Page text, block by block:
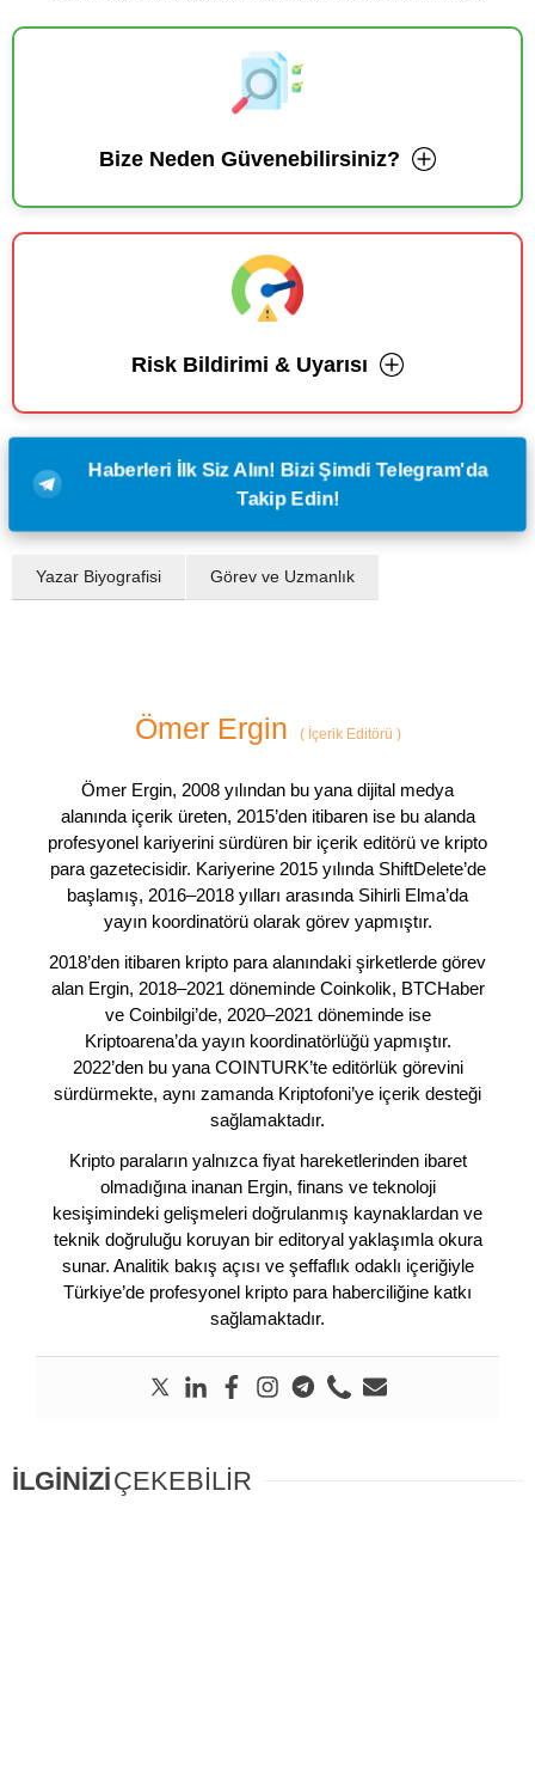
Bize Neden Güvenebilirsiniz?
Risk Bildirimi & Uyarısı
Haberleri İlk Siz Alın! Bizi Şimdi Telegram'da
Takip Edin!
Yazar Biyografisi Görev ve Uzmanlık
Ömer Ergin (İçerik Editörü )
Ömer Ergin, 2008 yılından bu yana dijital medya
alanında içerik üreten, 2015’den itibaren ise bu alanda
profesyonel kariyerini sürdüren bir içerik editörü ve kripto
para gazetecisidir. Kariyerine 2015 yılında ShiftDelete’de
başlamış, 2016–2018 yılları arasında Sihirli Elma’da
yayın koordinatörü olarak görev yapmıştır.
2018’den itibaren kripto para alanındaki şirketlerde görev
alan Ergin, 2018–2021 döneminde Coinkolik, BTCHaber
ve Coinbilgi’de, 2020–2021 döneminde ise
Kriptoarena’da yayın koordinatörlüğü yapmıştır.
2022’den bu yana COINTURK’te editörlük görevini
sürdürmekte, aynı zamanda Kriptofoni’ye içerik desteği
sağlamaktadır.
Kripto paraların yalnızca fiyat hareketlerinden ibaret
olmadığına inanan Ergin, finans ve teknoloji
kesişimindeki gelişmeleri doğrulanmış kaynaklardan ve
teknik doğruluğu koruyan bir editoryal yaklaşımla okura
sunar. Analitik bakış açısı ve şeffaflık odaklı içeriğiyle
Türkiye’de profesyonel kripto para haberciliğine katkı
sağlamaktadır.
İLGİNİZİÇEKEBİLİR